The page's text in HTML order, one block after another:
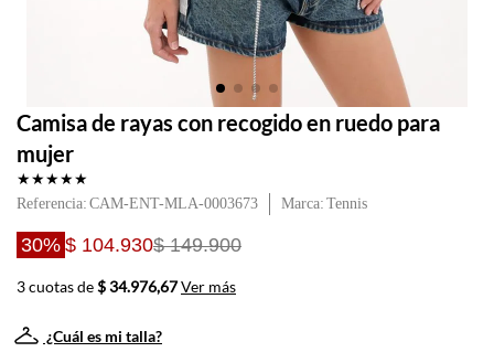
Camisa de rayas con recogido en ruedo para
mujer
★★★★★
Referencia: CAM-ENT-MLA-0003673 Tennis
30% $ 104.930$ 149.900
3 cuotas de$ 34.976,67Ver más
¿Cuál es mi talla?